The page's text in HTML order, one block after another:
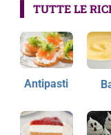
TUTTE LE
Antipasti